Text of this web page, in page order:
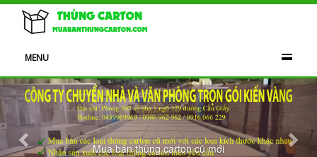
MENU
Mua bán thùng carton cũ mới
Previous